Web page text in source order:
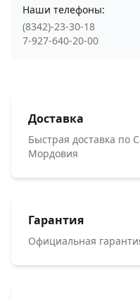
Наши телефоны:
(8342)-23-30-18
7-927-640-20-00
Доставка
Быстрая доставка по
Мордовия
Гарантия
Официальная